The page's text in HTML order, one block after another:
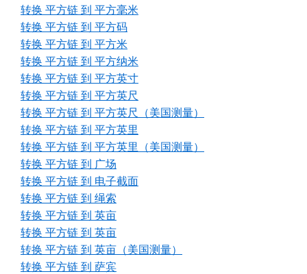
转换 平方链 到 平方毫米
转换 平方链 到 平方码
转换 平方链 到 平方米
转换 平方链 到 平方纳米
转换 平方链 到 平方英寸
转换 平方链 到 平方英尺
转换 平方链 到 平方英尺（美国测量）
转换 平方链 到 平方英里
转换 平方链 到 平方英里（美国测量）
转换 平方链 到 广场
转换 平方链 到 电子截面
转换 平方链 到 绳索
转换 平方链 到 英亩
转换 平方链 到 英亩
转换 平方链 到 英亩（美国测量）
转换 平方链 到 萨宾